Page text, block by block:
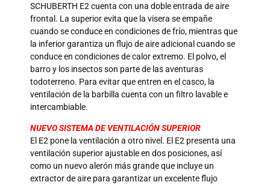
SCHUBERTH E2 cuenta con una doble entrada de aire
frontal. La superior evita que la visera se empañe
cuando se conduce en condiciones de frío, mientras que
la inferior garantiza un flujo de aire adicional cuando se
conduce en condiciones de calor extremo. El polvo, el
barro y los insectos son parte de las aventuras
todoterreno. Para evitar que entren en el casco, la
ventilación de la barbilla cuenta con un filtro lavable e
intercambiable.
NUEVO SISTEMA DE VENTILACIÓN SUPERIOR
El E2 pone la ventilación a otro nivel. El E2 presenta una
ventilación superior ajustable en dos posiciones, así
como un nuevo alerón más grande que incluye un
extractor de aire para garantizar un excelente flujo